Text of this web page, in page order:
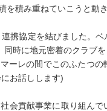
積み重ねていこうと動き
携協定を結びました。ベ
時に地元密着のクラブ
ーレの間でこのふたつの
お話しします)
会貢献事業に取り組んで